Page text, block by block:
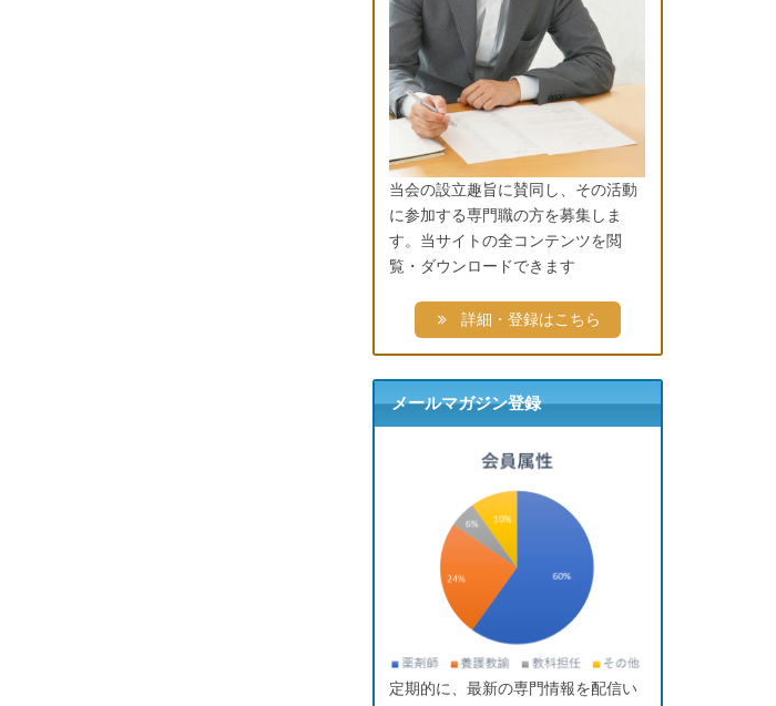
当会の設立趣旨に賛同し、その活動
に参加する専門職の方を募集しま
す。当サイトの全コンテンツを閲
覧・ダウンロードできます
詳細・登録はこちら
メールマガジン登録
定期的に、最新の専門情報を配信い